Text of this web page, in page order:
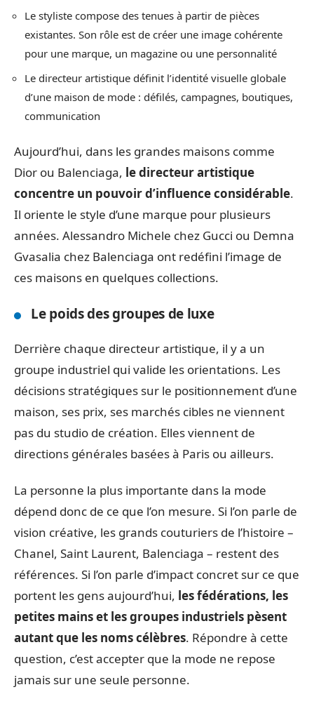
Le styliste compose des tenues à partir de pièces
existantes. Son rôle est de créer une image cohérente
pour une marque, un magazine ou une personnalité
Le directeur artistique définit l’identité visuelle globale
d’une maison de mode : défilés, campagnes, boutiques,
communication
Aujourd’hui, dans les grandes maisons comme
Dior ou Balenciaga, le directeur artistique
concentre un pouvoir d’influence considérable.
Il oriente le style d’une marque pour plusieurs
années. Alessandro Michele chez Gucci ou Demna
Gvasalia chez Balenciaga ont redéfini l’image de
ces maisons en quelques collections.
Le poids des groupes de luxe
Derrière chaque directeur artistique, il y a un
groupe industriel qui valide les orientations. Les
décisions stratégiques sur le positionnement d’une
maison, ses prix, ses marchés cibles ne viennent
pas du studio de création. Elles viennent de
directions générales basées à Paris ou ailleurs.
La personne la plus importante dans la mode
dépend donc de ce que l’on mesure. Si l’on parle de
vision créative, les grands couturiers de l’histoire –
Chanel, Saint Laurent, Balenciaga – restent des
références. Si l’on parle d’impact concret sur ce que
portent les gens aujourd’hui, les fédérations, les
petites mains et les groupes industriels pèsent
autant que les noms célèbres. Répondre à cette
question, c’est accepter que la mode ne repose
jamais sur une seule personne.